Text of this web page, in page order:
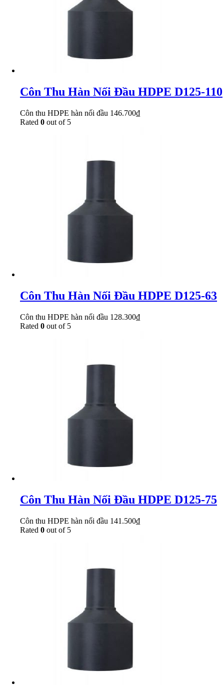
Côn Thu Hàn Nối Đầu HDPE D125-110
Côn thu HDPE hàn nối đầu 146.700₫
Rated 0 out of 5
Côn Thu Hàn Nối Đầu HDPE D125-63
Côn thu HDPE hàn nối đầu 128.300₫
Rated 0 out of 5
Côn Thu Hàn Nối Đầu HDPE D125-75
Côn thu HDPE hàn nối đầu 141.500₫
Rated 0 out of 5